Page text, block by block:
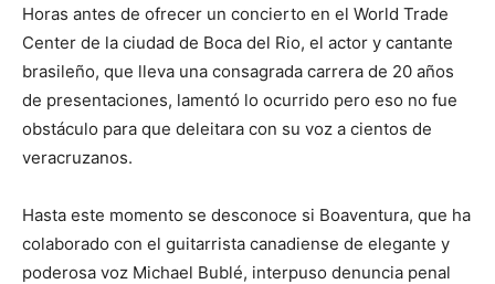
Horas antes de ofrecer un concierto en el World Trade
Center de la ciudad de Boca del Rio, el actor y cantante
brasileño, que lleva una consagrada carrera de 20 años
de presentaciones, lamentó lo ocurrido pero eso no fue
obstáculo para que deleitara con su voz a cientos de
veracruzanos.
Hasta este momento se desconoce si Boaventura, que ha
colaborado con el guitarrista canadiense de elegante y
poderosa voz Michael Bublé, interpuso denuncia penal